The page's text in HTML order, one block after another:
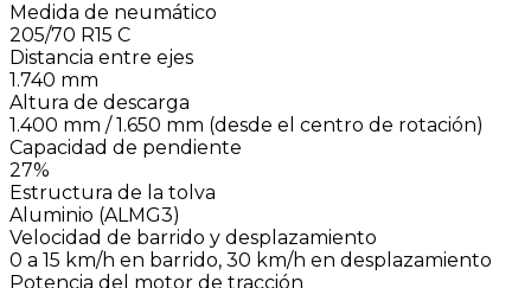
Medida de neumático
205/70 R15 C
Distancia entre ejes
1.740 mm
Altura de descarga
1.400 mm / 1.650 mm (desde el centro de rotación)
Capacidad de pendiente
27%
Estructura de la tolva
Aluminio (ALMG3)
Velocidad de barrido y desplazamiento
0 a 15 km/h en barrido, 30 km/h en desplazamiento
Potencia del motor de tracción